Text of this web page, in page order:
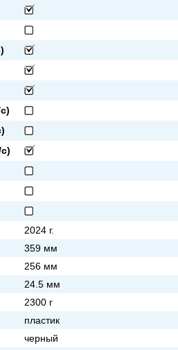
2024 г.
359 мм
256 мм
24.5 мм
2300 г
пластик
черный